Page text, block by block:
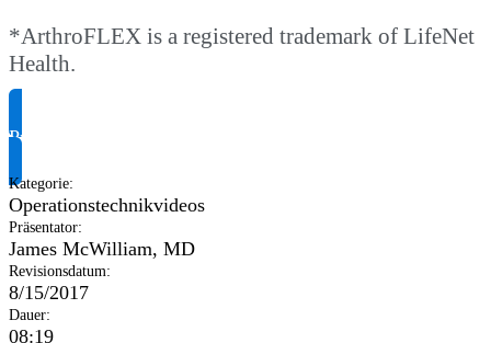
*ArthroFLEX is a registered trademark of LifeNet
Health.
Produktinformationen anfragen
Kategorie:
Operationstechnikvideos
Präsentator:
James McWilliam, MD
Revisionsdatum:
8/15/2017
Dauer:
08:19